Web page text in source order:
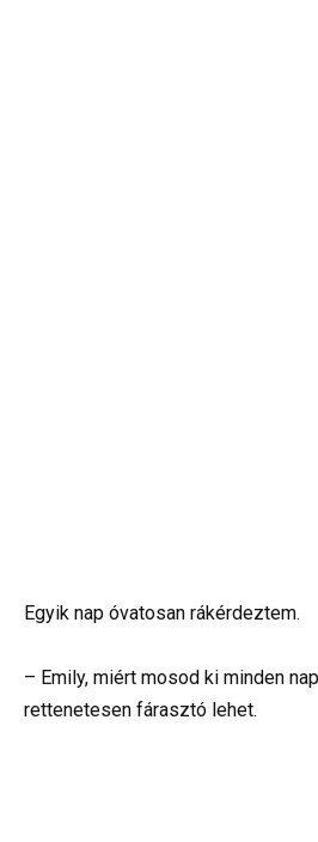
Egyik nap óvatosan rákérdeztem.
– Emily, miért mosod ki minden
rettenetesen fárasztó lehet.